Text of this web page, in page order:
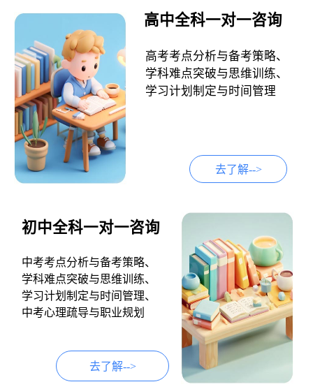
高中全科一对一咨询
高考考点分析与备考策略、
学科难点突破与思维训练、
学习计划制定与时间管理
去了解-->
初中全科一对一咨询
中考考点分析与备考策略、
学科难点突破与思维训练、
学习计划制定与时间管理、
中考心理疏导与职业规划
去了解-->